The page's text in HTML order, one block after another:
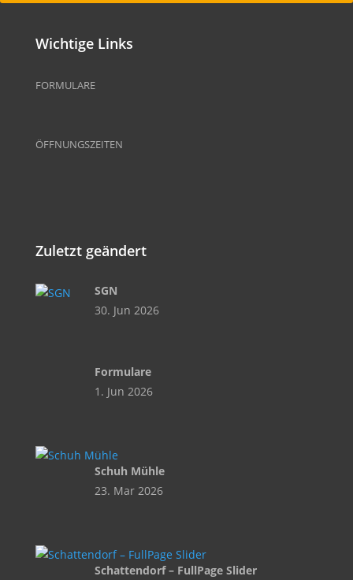
Wichtige Links
FORMULARE
ÖFFNUNGSZEITEN
Zuletzt geändert
SGN
30. Jun 2026
Formulare
1. Jun 2026
Schuh Mühle
23. Mar 2026
Schattendorf – FullPage Slider